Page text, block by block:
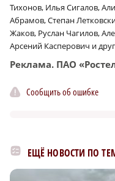
Тихонов, Илья Сигалов,
Абрамов, Степан
Жаков, Руслан Чагилов,
Арсений Касперович и
Реклама. ПАО
Сообщить об ошибке
ЕЩЁ НОВОСТИ ПО